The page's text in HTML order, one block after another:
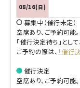
08/16(日)
募集中（催行未定）
空席あり、ご予約可能
「催行決定待ち」とし
ご予約の際は、 「催行
催行決定
空席あり、ご予約可能